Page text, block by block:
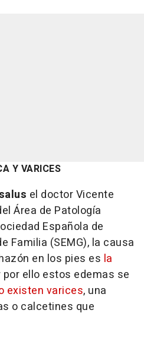
Y VARICES
el doctor Vicente
Área de Patología
Española de
Familia (SEMG), la causa
en los pies es la
por ello estos edemas se
existen varices, una
o calcetines que